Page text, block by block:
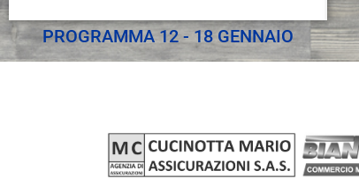
PROGRAMMA 12 - 18 GENNAIO